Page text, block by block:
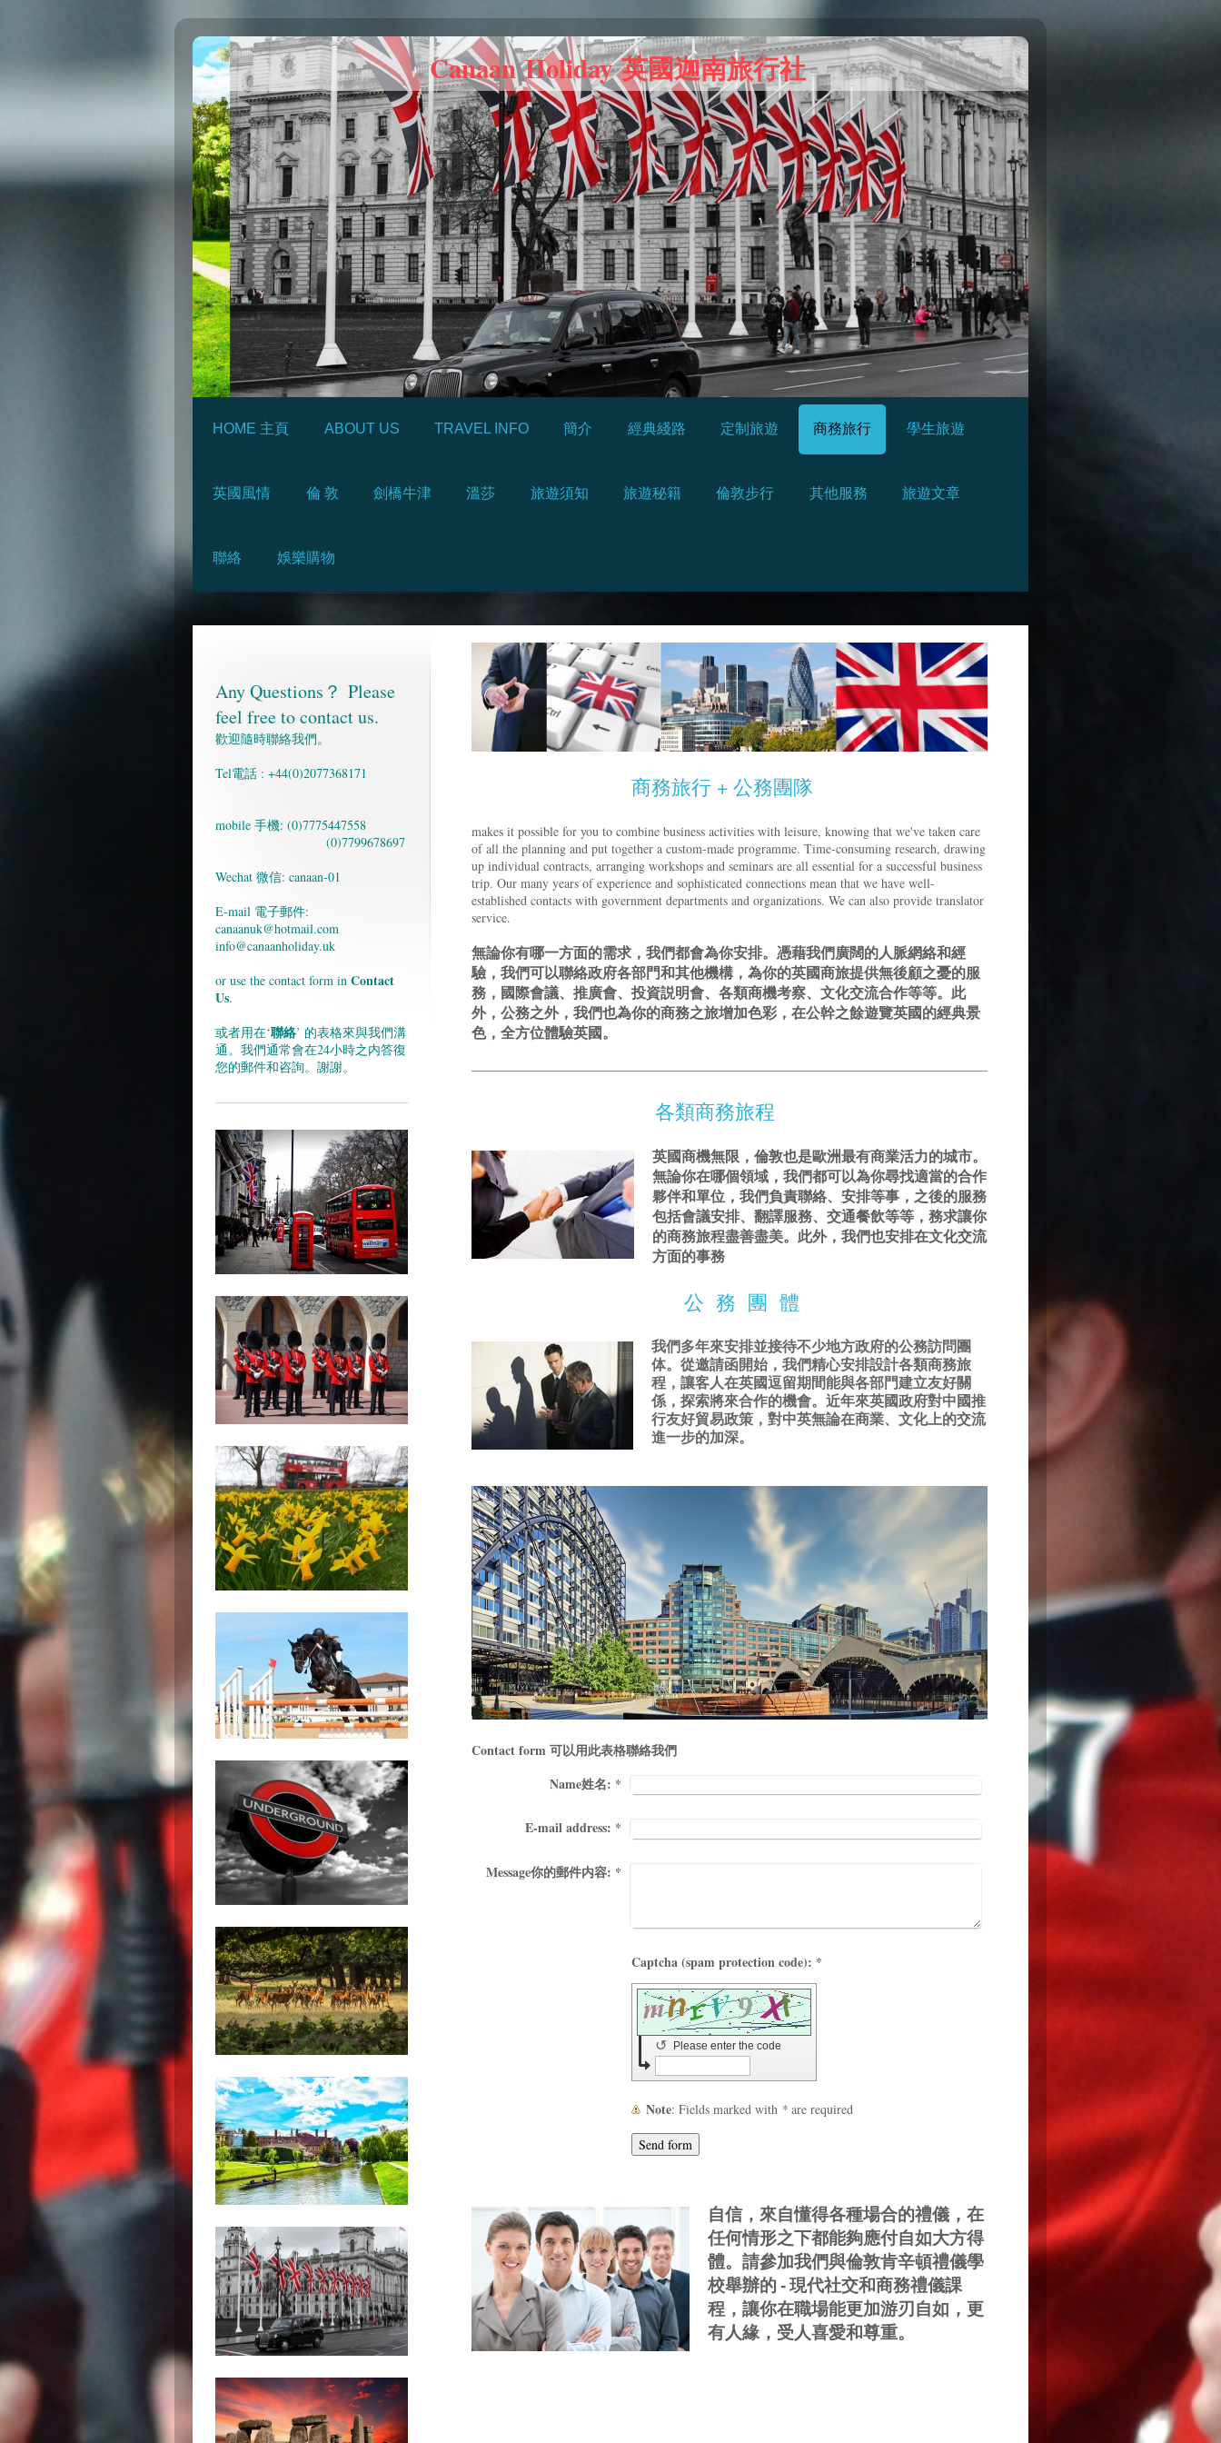
Canaan Holiday 英國迦南旅行社
HOME 主頁 ABOUT US TRAVEL INFO 簡介 經典綫路 定制旅遊 商務旅行 學生旅遊
英國風情 倫 敦 劍橋牛津 溫莎 旅遊須知 旅遊秘籍 倫敦步行 其他服務 旅遊文章
聯絡 娛樂購物
商務旅行 + 公務團隊
makes it possible for you to combine business activities with leisure, knowing that we've taken care
of all the planning and put together a custom-made programme. Time-consuming research, drawing
up individual contracts, arranging workshops and seminars are all essential for a successful business
trip. Our many years of experience and sophisticated connections mean that we have well-
established contacts with government departments and organizations. We can also provide translator
service.
無論你有哪一方面的需求，我們都會為你安排。憑藉我們廣闊的人脈網絡和經
驗，我們可以聯絡政府各部門和其他機構，為你的英國商旅提供無後顧之憂的服
務，國際會議、推廣會、投資説明會、各類商機考察、文化交流合作等等。此
外，公務之外，我們也為你的商務之旅增加色彩，在公幹之餘遊覽英國的經典景
色，全方位體驗英國。
各類商務旅程
英國商機無限，倫敦也是歐洲最有商業活力的城市。
無論你在哪個領域，我們都可以為你尋找適當的合作
夥伴和單位，我們負責聯絡、安排等事，之後的服務
包括會議安排、翻譯服務、交通餐飲等等，務求讓你
的商務旅程盡善盡美。此外，我們也安排在文化交流
方面的事務
公 務 團 體
我們多年來安排並接待不少地方政府的公務訪問團
体。從邀請函開始，我們精心安排設計各類商務旅
程，讓客人在英國逗留期間能與各部門建立友好關
係，探索將來合作的機會。近年來英國政府對中國推
行友好貿易政策，對中英無論在商業、文化上的交流
進一步的加深。
Contact form 可以用此表格聯絡我們
Name姓名: *
E-mail address: *
Message你的郵件内容: *
Captcha (spam protection code): *
Please enter the code
↺
Note : Fields marked with * are required
自信，來自懂得各種場合的禮儀，在
任何情形之下都能夠應付自如大方得
體。請參加我們與倫敦肯辛頓禮儀學
校舉辦的 - 現代社交和商務禮儀課
程，讓你在職場能更加游刃自如，更
有人緣，受人喜愛和尊重。
Any Questions？ Please
feel free to contact us.
歡迎隨時聯絡我們。
Tel電話 : +44(0)2077368171
mobile 手機: (0)7775447558
(0)7799678697
Wechat 微信: canaan-01
E-mail 電子郵件:
canaanuk@hotmail.com
info@canaanholiday.uk
or use the contact form in Contact
Us.
或者用在‘聯絡’ 的表格來與我們溝
通。我們通常會在24小時之内答復
您的郵件和咨詢。謝謝。